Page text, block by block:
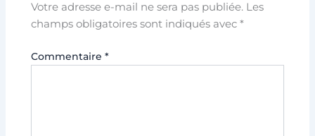
Votre adresse e-mail ne sera pas publiée. Les
champs obligatoires sont indiqués avec*
Commentaire*